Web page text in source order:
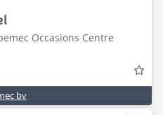
Occasions Centre
bv